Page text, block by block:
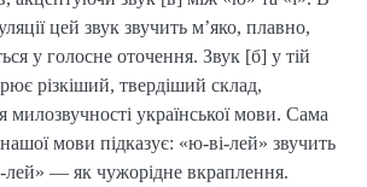
цей звук звучить м’яко, плавно,
у голосне оточення. Звук [б] у тій
різкіший, твердіший склад,
милозвучності української мови. Сама
мови підказує: «ю-ві-лей» звучить
лей» — як чужорідне вкраплення.